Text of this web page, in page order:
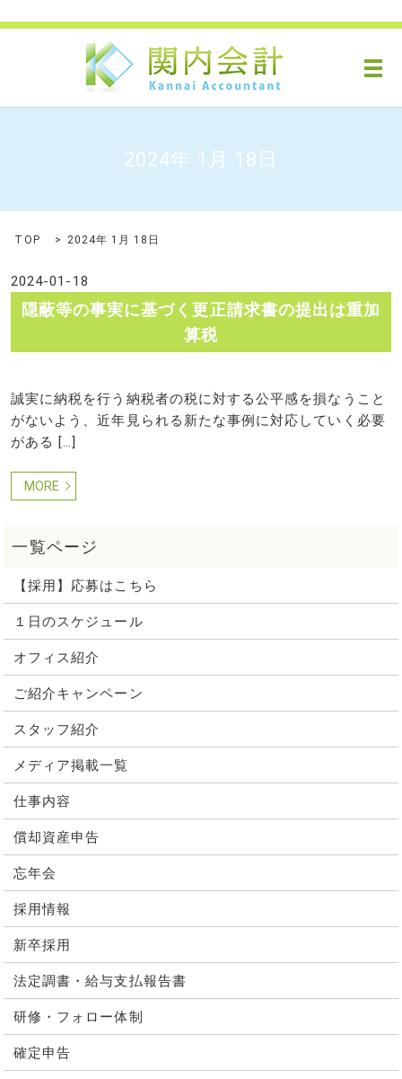
メ
2024年 1月 18日
TOP 2024年 1月 18日
2024-01-18
隠蔽等の事実に基づく更正請求書の提出は重加
算税
誠実に納税を行う納税者の税に対する公平感を損なうこと
がないよう、近年見られる新たな事例に対応していく必要
がある […]
MORE
【採用】応募はこちら
１日のスケジュール
オフィス紹介
ご紹介キャンペーン
スタッフ紹介
メディア掲載一覧
仕事内容
償却資産申告
忘年会
採用情報
新卒採用
法定調書・給与支払報告書
研修・フォロー体制
確定申告